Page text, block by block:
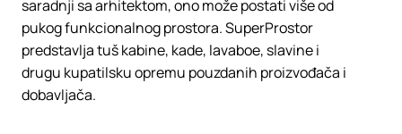
saradnji sa arhitektom, ono može postati više od
pukog funkcionalnog prostora. SuperProstor
predstavlja tuš kabine, kade, lavaboe, slavine i
drugu kupatilsku opremu pouzdanih proizvođača i
dobavljača.